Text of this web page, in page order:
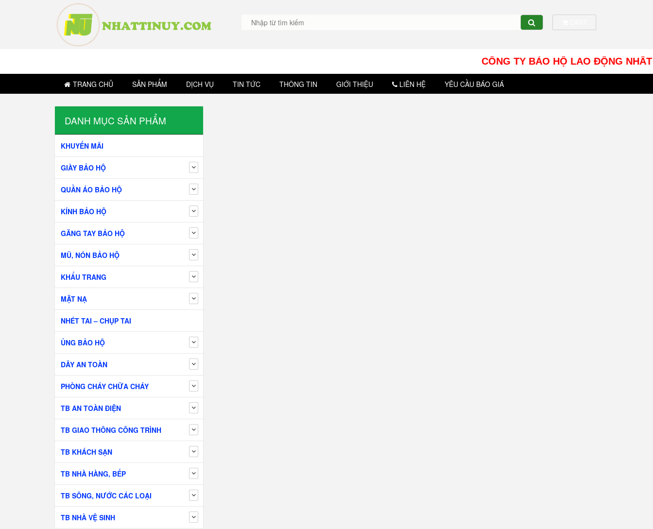
CÔNG TY BẢO HỘ LAO ĐỘNG NHÂT
TRANG CHỦ SẢN PHẨM DỊCH VỤ TIN TỨC THÔNG TIN GIỚI THIỆU LIÊN HỆ YÊU CẦU BÁO GIÁ
DANH MỤC SẢN PHẨM
KHUYẾN MÃI
GIÀY BẢO HỘ
QUẦN ÁO BẢO HỘ
KÍNH BẢO HỘ
GĂNG TAY BẢO HỘ
MŨ, NÓN BẢO HỘ
KHẨU TRANG
MẶT NẠ
NHÉT TAI – CHỤP TAI
ỦNG BẢO HỘ
DÂY AN TOÀN
PHÒNG CHÁY CHỮA CHÁY
TB AN TOÀN ĐIỆN
TB GIAO THÔNG CÔNG TRÌNH
TB KHÁCH SẠN
TB NHÀ HÀNG, BẾP
TB SÔNG, NƯỚC CÁC LOẠI
TB NHÀ VỆ SINH